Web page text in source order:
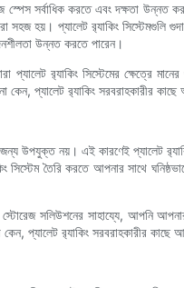
সর্বাধিক করতে এবং দক্ষতা উন্নত
সহজ হয়। প্যালেট র‍্যাকিং
উন্নত করতে পারেন।
প্যালেট র‍্যাকিং সিস্টেমের ক্ষেত্রে
কেন, প্যালেট র‍্যাকিং সরবরাহকারীর
উপযুক্ত নয়। এই কারণেই প্যালেট
তৈরি করতে আপনার সাথে
স্টোরেজ সলিউশনের সাহায্যে, আপনি
প্যালেট র‍্যাকিং সরবরাহকারীর কাছে